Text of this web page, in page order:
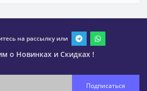
на рассылку или
о Новинках и Скидках !
Подписаться